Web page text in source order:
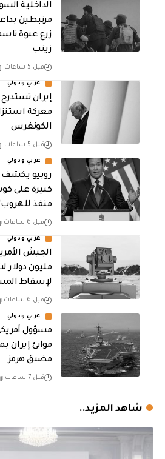
الداخلية
مرتبطين
زرع عبوة
زينب
قبل 5 ساعات
عربي ودولي
إيران تستدرج
معركة
الكونغرس
قبل 5 ساعات
عربي ودولي
روبيو
كبيرة على
منفذ
قبل 6 ساعات
عربي ودولي
مليون دولار
لإسقاط
قبل 6 ساعات
عربي ودولي
مسؤول
موانئ إيران
مضيق هرمز
قبل 7 ساعات
شاهد المزيد..